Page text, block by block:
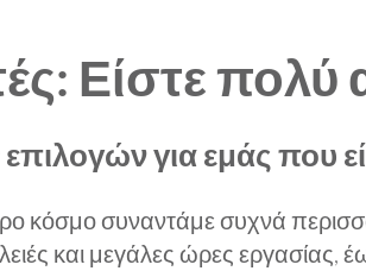
Είστε
για εμάς που
κόσμο συναντάμε συχνά
και μεγάλες ώρες εργασίας,